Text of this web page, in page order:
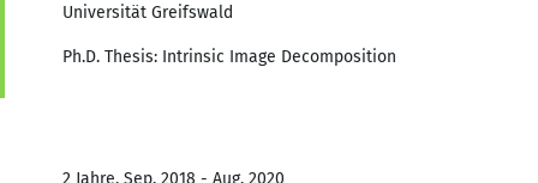
Universität Greifswald
Ph.D. Thesis: Intrinsic Image Decomposition
2 Jahre, Sep. 2018 - Aug. 2020